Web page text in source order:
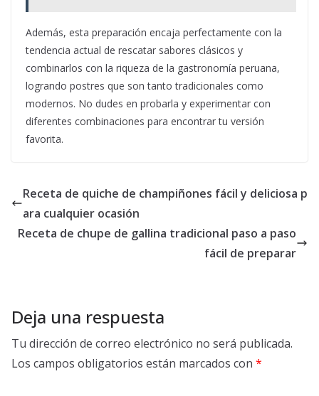
Además, esta preparación encaja perfectamente con la
tendencia actual de rescatar sabores clásicos y
combinarlos con la riqueza de la gastronomía peruana,
logrando postres que son tanto tradicionales como
modernos. No dudes en probarla y experimentar con
diferentes combinaciones para encontrar tu versión
favorita.
Receta de quiche de champiñones fácil y deliciosa p
ara cualquier ocasión
Receta de chupe de gallina tradicional paso a paso
fácil de preparar
Deja una respuesta
Tu dirección de correo electrónico no será publicada.
Los campos obligatorios están marcados con *